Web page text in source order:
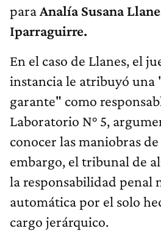
paraAnalía Susana
Iparraguirre.
En el caso de Llanes, el
instancia le atribuyó una
garante" como
Laboratorio N° 5,
conocer las maniobras de
embargo, el tribunal de
la responsabilidad penal
automática por el solo
cargo jerárquico.